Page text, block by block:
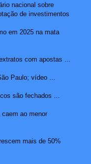
nacional sobre
de investimentos
em 2025 na mata
com apostas ...
Paulo; vídeo ...
são fechados ...
ao menor
mais de 50%